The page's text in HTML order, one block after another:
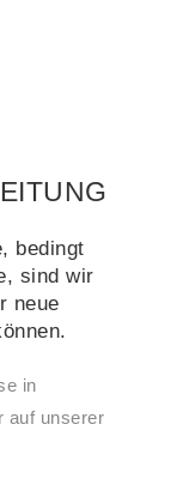
bedingt
sind wir
neue
in
auf unserer